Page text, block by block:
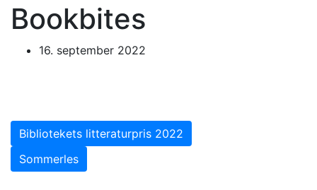
Bookbites
16. september 2022
Innleggsnavigasjon
Forrige innlegg: Bibliotekets litteraturpris 2022
Bibliotekets litteraturpris 2022
Neste innlegg: Sommerles
Sommerles